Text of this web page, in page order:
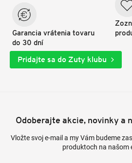
Garancia vrátenia tovaru
do 30 dní
Pridajte sa do Zuty klubu
Odoberajte akcie, novinky a
Vložte svoj e-mail a my Vám budeme
produktoch na našom